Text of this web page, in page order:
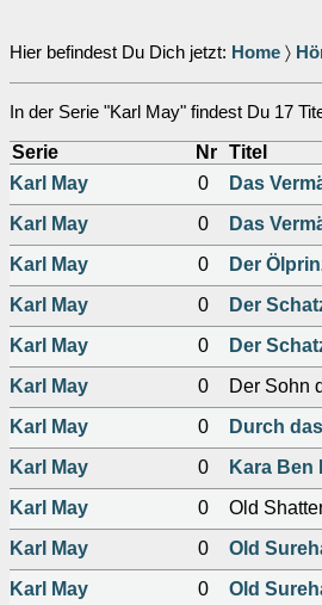
Hier befindest Du Dich jetzt: Home 〉
In der Serie "Karl May" findest Du 17
Serie Nr
Titel
Karl May
0
Das
Karl May
0
Das
Karl May
0
Der
Karl May
0
Der
Karl May
0
Der
Karl May
0
Der Sohn
Karl May
0
Durch
Karl May
0
Kara Ben
Karl May
0
Old
Karl May
0
Old
Karl May
0
Old